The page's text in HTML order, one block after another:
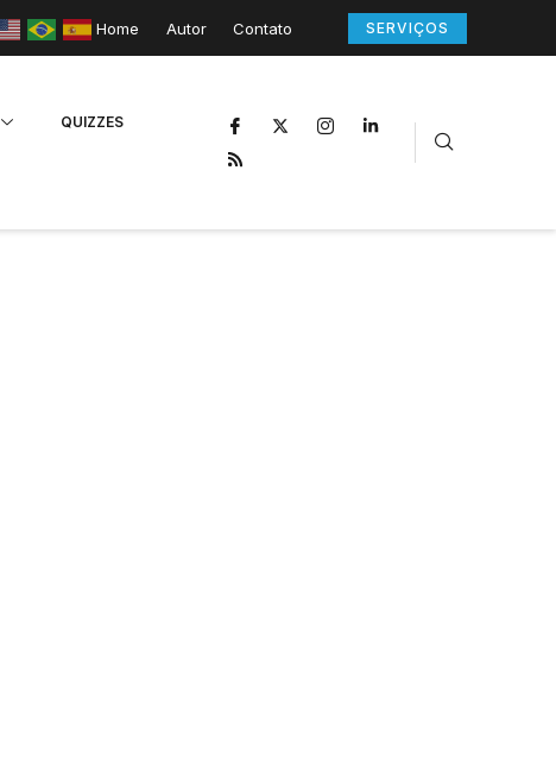
Home Autor Contato SERVIÇOS
QUIZZES